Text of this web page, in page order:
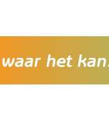
het